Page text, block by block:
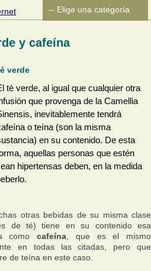
y cafeína
verde
té verde, al igual que cualquier otra
que provenga de la Camellia
inevitablemente tendrá
o teína (son la misma
en su contenido. De esta
aquellas personas que estén
hipertensas deben, en la medida
otras bebidas de su misma clase
de té) tiene en su contenido esa
como cafeína , que es el mismo
en todas las citadas, pero que
de teína en este caso.